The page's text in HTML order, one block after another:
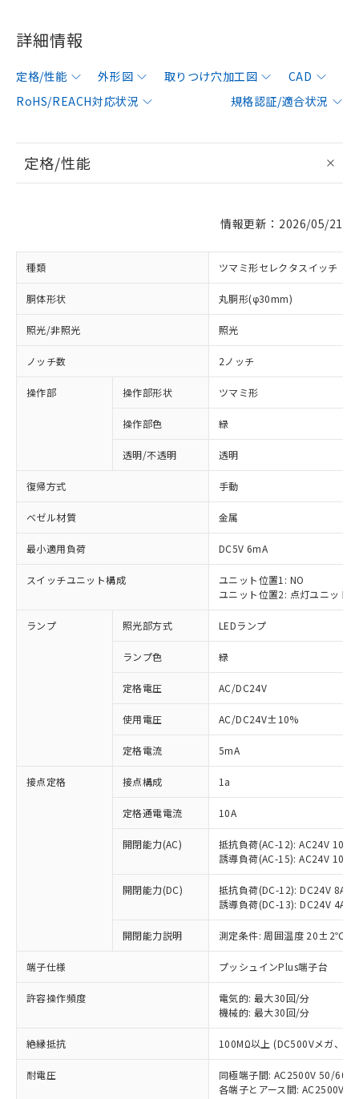
詳細情報
定格/性能 外形図 取りつけ穴加工図
CAD
RoHS/REACH対応状況
規格認証/適合状況
定格/性能
情報更新：2026/05/21
種類 ツマミ形セレクタスイッチ
胴体形状 丸胴形(φ30mm)
照光/非照光 照光
ノッチ数 2ノッチ
操作部 操作部形状 ツマミ形
操作部色 緑
透明/不透明 透明
復帰方式 手動
ベゼル材質 金属
最小適用負荷 DC5V 6mA
スイッチユニット構成
ユニット位置1: NO
ユニット位置2: 点灯ユニット
ランプ 照光部方式 LEDランプ
ランプ色 緑
定格電圧 AC/DC24V
使用電圧 AC/DC24V±10%
定格電流 5mA
接点定格 接点構成 1a
定格通電電流 10A
開閉能力(AC)
抵抗負荷(AC-12): AC24V 10A/
誘導負荷(AC-15): AC24V
開閉能力(DC)
抵抗負荷(DC-12): DC24V 8A/
誘導負荷(DC-13): DC24V 4A/
開閉能力説明 測定条件: 周囲温度 20±2℃、
端子仕様 プッシュインPlus端子台
許容操作頻度
電気的: 最大30回/分
機械的: 最大30回/分
絶縁抵抗 100MΩ以上 (DC500Vメガ、点
耐電圧
同極端子間: AC2500V 50/
各端子とアース間: AC2500V
ご利用条件
以下の条件をお読みいただき、同意のうえ
本サービスは、当社制御機器事業取扱
商品の当社在庫状況および標準価格
(税抜)を提供させていただくもので
当社制御機器事業取扱商品の中には、
本サービスの対象外となる商品もある
ことをご了承ください。
在庫状況および標準価格照会結果は、
記載している更新日時点での社内デー
タに基づき作成されるものであり、閲
覧された時点での実際の在庫および標
準価格とは異なる場合があることをご
対応済み：EU RoHS指令（10物質）の
非含有に対応した製品が提供可能な商品で
す。
対応予定：EU RoHS指令（10物質）の非含
有に対応した製品に切り替える予定のある
対応予定なし：EU RoHS指令（10物質）の
非含有に非対応の商品で、対応品を出す予
調査・確認中：EU RoHS指令（10物質）の
非含有の対応状況を調査中または確認中の
非該当品：ライセンス料など無形物で、有
害物質有無と関係のない商品です。
仕入先様の事情により、非含有部品として
いたものが、含有品と判明した場合などや
むを得ず変更することがあります。
*EU RoHS指令（10物質）：
鉛(Pb) 1000ppm以下、 水銀(Hg) 1000ppm以下、 カド
六価クロム(Cr(Ⅵ)) 1000ppm以下、ポリ臭化ビフェニル
類(PBB) 1000ppm以下、ポリ臭化ジフェニルエーテル類
「○」：最大均質材料含有率が中国RoHSの
基準値以下であることを示します。
「×」：最大均質材料含有率が中国RoHSの
基準値を超えていることを示します。
「－」：未確認です。当社販売部門へお問
*中国RoHS10物質の基準値 (GB/T26572)：
Pb(鉛) :1000ppm、 Hg(水銀) : 1000ppm、 Cd(カドミウ
Cr(Ⅵ)(六価クロム) : 1000ppm、 PBBs(ポリ臭化ビフェ
当社は、これら貴社製品のうち、外国
為替および外国貿易法に定める商品
（以下｢規制貨物等」という）を輸出
または国外への提供する場合は、日本
可)を取得するなどの必要な手続きを